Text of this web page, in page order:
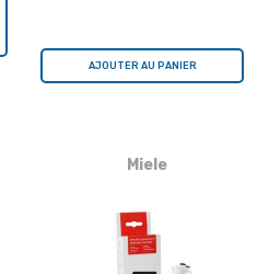
AJOUTER AU PANIER
Miele